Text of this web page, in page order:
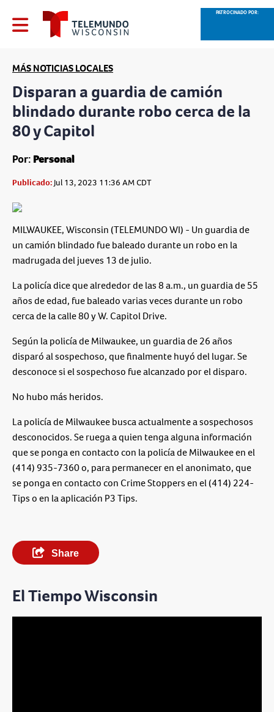
PATROCINADO POR:
MÁS NOTICIAS LOCALES
Disparan a guardia de camión
blindado durante robo cerca de la
80 y Capitol
Por: Personal
Publicado:Jul 13, 2023 11:36 AM CDT
MILWAUKEE, Wisconsin (TELEMUNDO WI) - Un guardia de
un camión blindado fue baleado durante un robo en la
madrugada del jueves 13 de julio.
La policía dice que alrededor de las 8 a.m., un guardia de 55
años de edad, fue baleado varias veces durante un robo
cerca de la calle 80 y W. Capitol Drive.
Según la policía de Milwaukee, un guardia de 26 años
disparó al sospechoso, que finalmente huyó del lugar. Se
desconoce si el sospechoso fue alcanzado por el disparo.
No hubo más heridos.
La policía de Milwaukee busca actualmente a sospechosos
desconocidos. Se ruega a quien tenga alguna información
que se ponga en contacto con la policía de Milwaukee en el
(414) 935-7360 o, para permanecer en el anonimato, que
se ponga en contacto con Crime Stoppers en el (414) 224-
Tips o en la aplicación P3 Tips.
Share
El Tiempo Wisconsin